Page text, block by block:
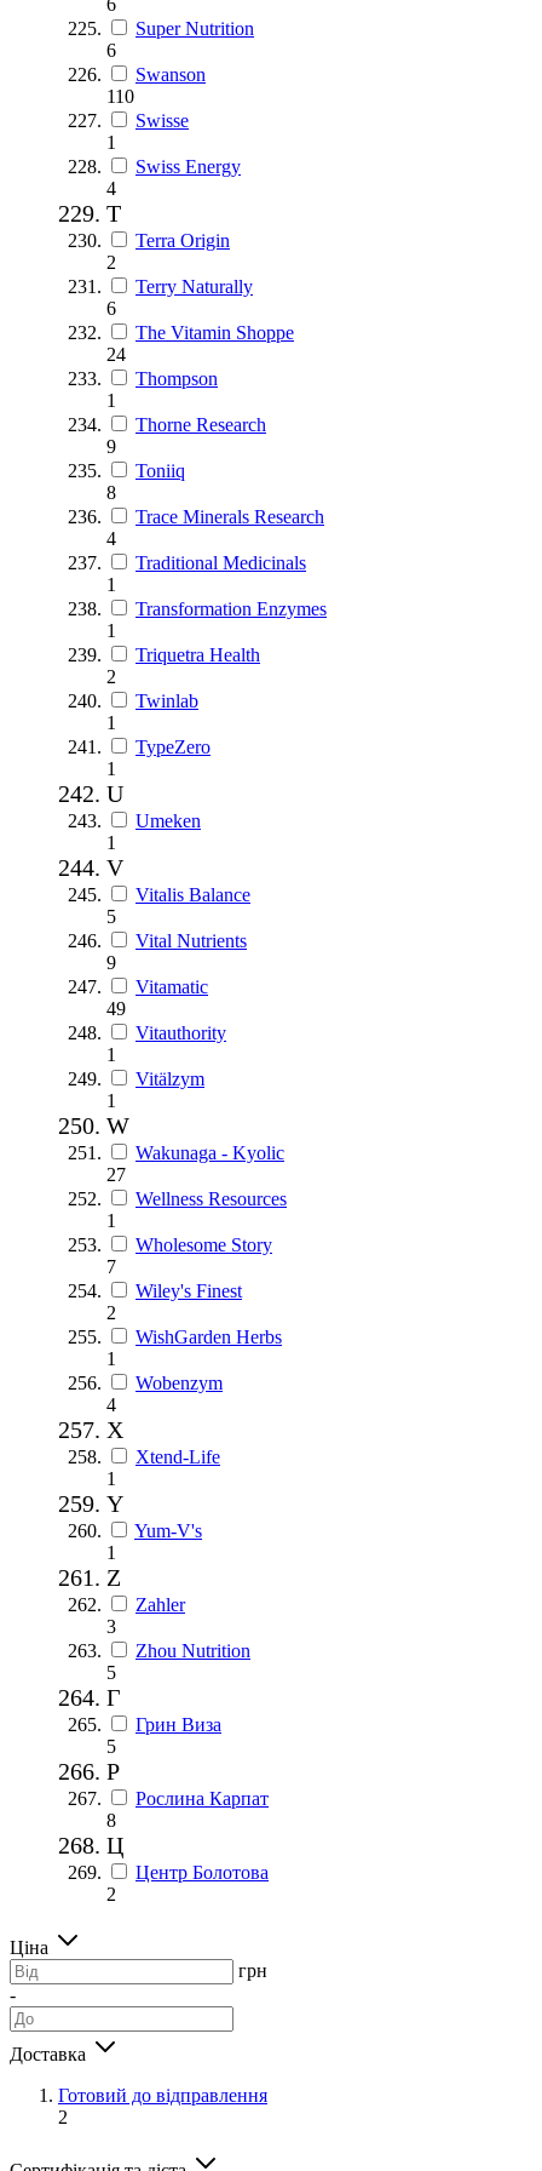
Super Nutrition
6
Swanson
110
Swisse
1
Swiss Energy
4
T
Terra Origin
2
Terry Naturally
6
The Vitamin Shoppe
24
Thompson
1
Thorne Research
9
Toniiq
8
Trace Minerals Research
4
Traditional Medicinals
1
Transformation Enzymes
1
Triquetra Health
2
Twinlab
1
TypeZero
1
U
Umeken
1
V
Vitalis Balance
5
Vital Nutrients
9
Vitamatic
49
Vitauthority
1
Vitälzym
1
W
Wakunaga - Kyolic
27
Wellness Resources
1
Wholesome Story
7
Wiley's Finest
2
WishGarden Herbs
1
Wobenzym
4
X
Xtend-Life
1
Y
Yum-V's
1
Z
Zahler
3
Zhou Nutrition
5
Г
Грин Виза
5
Р
Рослина Карпат
8
Ц
Центр Болотова
2
Ціна
грн
-
Доставка
Готовий до відправлення
2